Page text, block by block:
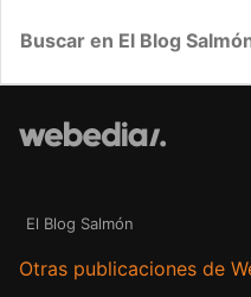
El Blog Salmón
Otras publicaciones de